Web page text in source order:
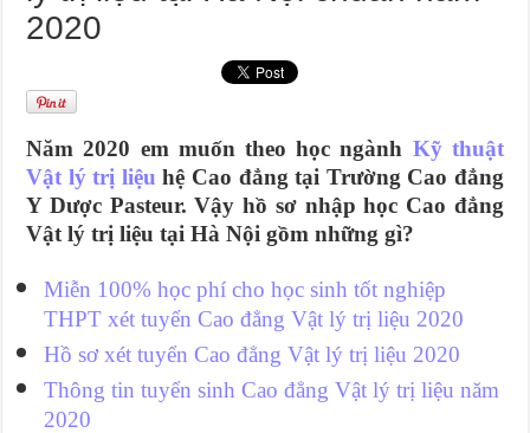
2020
Năm 2020 em muốn theo học ngành Kỹ thuật
Vật lý trị liệu hệ Cao đẳng tại Trường Cao đẳng
Y Dược Pasteur. Vậy hồ sơ nhập học Cao đẳng
Vật lý trị liệu tại Hà Nội gồm những gì?
Miễn 100% học phí cho học sinh tốt nghiệp
THPT xét tuyển Cao đẳng Vật lý trị liệu 2020
Hồ sơ xét tuyển Cao đẳng Vật lý trị liệu 2020
Thông tin tuyển sinh Cao đẳng Vật lý trị liệu năm
2020